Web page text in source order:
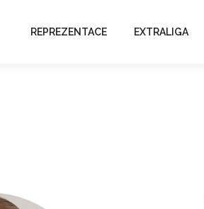
REPREZENTACE EXTRALIGA